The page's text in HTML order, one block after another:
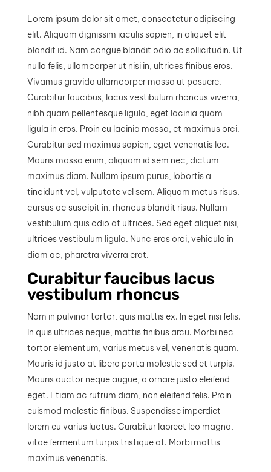
Lorem ipsum dolor sit amet, consectetur adipiscing
elit. Aliquam dignissim iaculis sapien, in aliquet elit
blandit id. Nam congue blandit odio ac sollicitudin. Ut
nulla felis, ullamcorper ut nisi in, ultrices finibus eros.
Vivamus gravida ullamcorper massa ut posuere.
Curabitur faucibus, lacus vestibulum rhoncus viverra,
nibh quam pellentesque ligula, eget lacinia quam
ligula in eros. Proin eu lacinia massa, et maximus orci.
Curabitur sed maximus sapien, eget venenatis leo.
Mauris massa enim, aliquam id sem nec, dictum
maximus diam. Nullam ipsum purus, lobortis a
tincidunt vel, vulputate vel sem. Aliquam metus risus,
cursus ac suscipit in, rhoncus blandit risus. Nullam
vestibulum quis odio at ultrices. Sed eget aliquet nisi,
ultrices vestibulum ligula. Nunc eros orci, vehicula in
diam ac, pharetra viverra erat.
Curabitur faucibus lacus
vestibulum rhoncus
Nam in pulvinar tortor, quis mattis ex. In eget nisi felis.
In quis ultrices neque, mattis finibus arcu. Morbi nec
tortor elementum, varius metus vel, venenatis quam.
Mauris id justo at libero porta molestie sed et turpis.
Mauris auctor neque augue, a ornare justo eleifend
eget. Etiam ac rutrum diam, non eleifend felis. Proin
euismod molestie finibus. Suspendisse imperdiet
lorem eu varius luctus. Curabitur laoreet leo magna,
vitae fermentum turpis tristique at. Morbi mattis
maximus venenatis.